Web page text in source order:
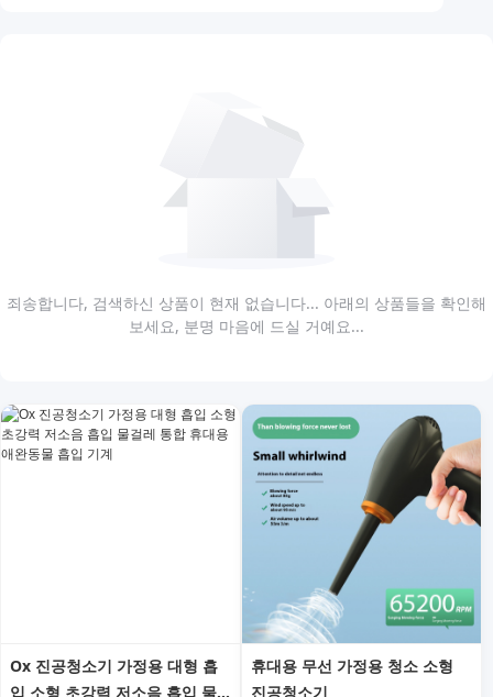
죄송합니다, 검색하신 상품이 현재 없습니다... 아래의 상품들을 확인해
보세요, 분명 마음에 드실 거예요...
Ox 진공청소기 가정용 대형 흡
입 소형 초강력 저소음 흡입 물
휴대용 무선 가정용 청소 소형
진공청소기